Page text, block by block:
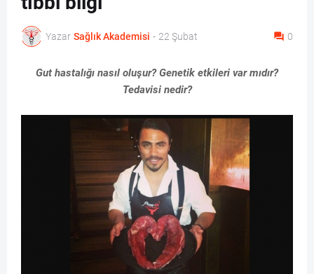
Yazar Sağlık Akademisi - 22 Şubat 0
Gut hastalığı nasıl oluşur? Genetik etkileri var mıdır?
Tedavisi nedir?